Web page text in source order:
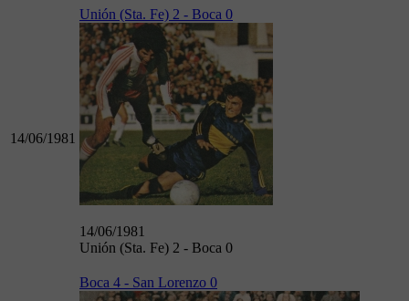
14/06/1981
Unión (Sta. Fe) 2 - Boca 0
14/06/1981
Unión (Sta. Fe) 2 - Boca 0
Boca 4 - San Lorenzo 0